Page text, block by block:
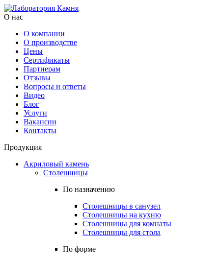
О нас
О компании
О производстве
Цены
Cертификаты
Партнерам
Отзывы
Вопросы и ответы
Видео
Блог
Услуги
Вакансии
Контакты
Продукция
Акриловый камень
Столешницы
По назначению
Столешницы в санузел
Столешницы на кухню
Столешницы для комнаты
Столешницы для стола
По форме